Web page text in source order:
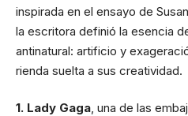
inspirada en el ensayo de
la escritora definió la esencia
antinatural: artificio y
rienda suelta a sus creatividad.
1. Lady Gaga, una de las